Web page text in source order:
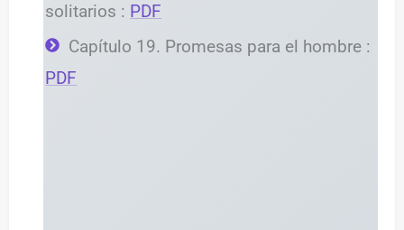
solitarios : PDF
Capítulo 19. Promesas para el hombre :
PDF